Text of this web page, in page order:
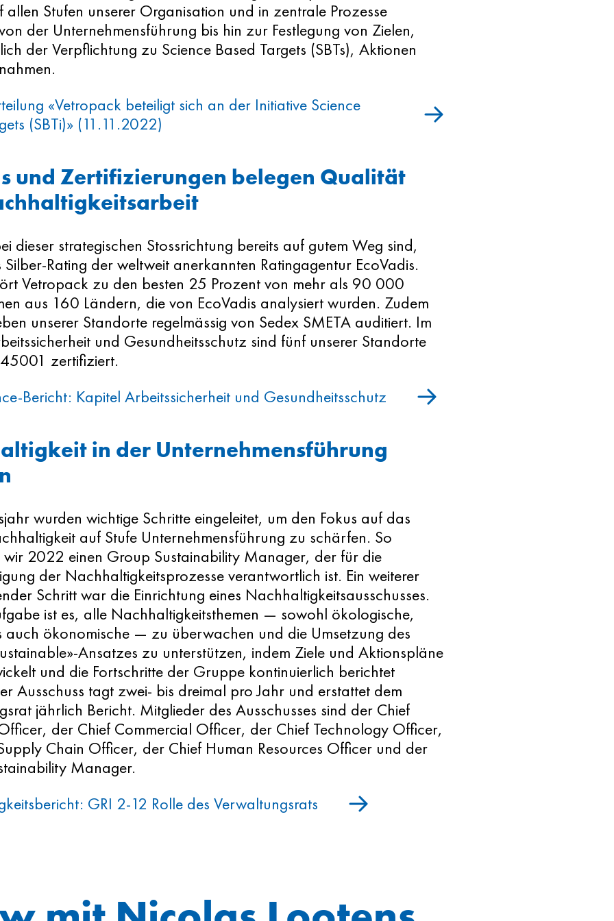
allen Stufen unserer Organisation und in zentrale Prozesse
der Unternehmensführung bis hin zur Festlegung von Zielen,
der Verpflichtung zu Science Based Targets (SBTs), Aktionen
«Vetropack beteiligt sich an der Initiative Science
(SBTi)» (11.11.2022)
und Zertifizierungen belegen Qualität
dieser strategischen Stossrichtung bereits auf gutem Weg sind,
Rating der weltweit anerkannten Ratingagentur EcoVadis.
Vetropack zu den besten 25 Prozent von mehr als 90 000
aus 160 Ländern, die von EcoVadis analysiert wurden. Zudem
unserer Standorte regelmässig von Sedex SMETA auditiert. Im
und Gesundheitsschutz sind fünf unserer Standorte
zertifiziert.
Bericht: Kapitel Arbeitssicherheit und Gesundheitsschutz
in der Unternehmensführung
wurden wichtige Schritte eingeleitet, um den Fokus auf das
auf Stufe Unternehmensführung zu schärfen. So
wir 2022 einen Group Sustainability Manager, der für die
der Nachhaltigkeitsprozesse verantwortlich ist. Ein weiterer
Schritt war die Einrichtung eines Nachhaltigkeitsausschusses.
ist es, alle Nachhaltigkeitsthemen — sowohl ökologische,
auch ökonomische — zu überwachen und die Umsetzung des
Ansatzes zu unterstützen, indem Ziele und Aktionspläne
und die Fortschritte der Gruppe kontinuierlich berichtet
Ausschuss tagt zwei- bis dreimal pro Jahr und erstattet dem
jährlich Bericht. Mitglieder des Ausschusses sind der Chief
der Chief Commercial Officer, der Chief Technology Officer,
Chain Officer, der Chief Human Resources Officer und der
Manager.
GRI 2-12 Rolle des Verwaltungsrats